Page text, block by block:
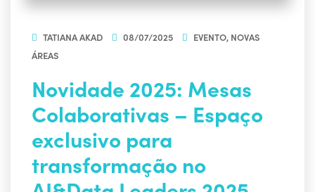
TATIANA AKAD 08/07/2025 EVENTO, NOVAS
ÁREAS
Novidade 2025: Mesas
Colaborativas – Espaço
exclusivo para
transformação no